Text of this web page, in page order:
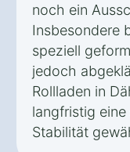
noch ein
Insbesondere
speziell
jedoch
Rollladen in
langfristig
Stabilität